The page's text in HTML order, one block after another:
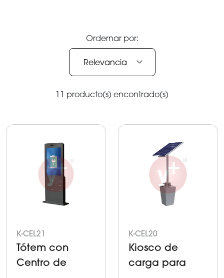
Ordernar por:
Relevancia
11 producto(s) encontrado(s)
K-CEL21
Tótem con
Centro de
K-CEL20
Kiosco de
carga para